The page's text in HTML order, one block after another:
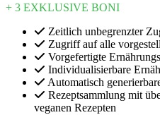
+ 3 EXKLUSIVE BONI
Zeitlich unbegrenzter
Zugriff auf alle
Vorgefertigte
Individualisierbare
Automatisch
Rezeptsammlung mit
veganen Rezepten